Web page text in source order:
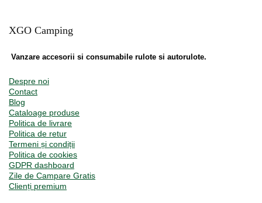
XGO Camping
Vanzare accesorii si consumabile rulote si autorulote.
Despre noi
Contact
Blog
Cataloage produse
Politica de livrare
Politica de retur
Termeni și condiții
Politica de cookies
GDPR dashboard
Zile de Campare Gratis
Clienți premium